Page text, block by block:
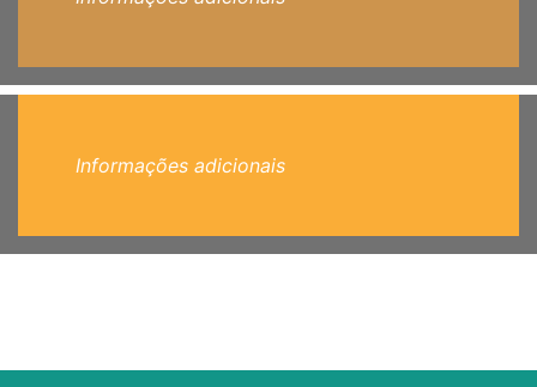
Informações adicionais